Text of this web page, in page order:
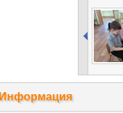
Информация